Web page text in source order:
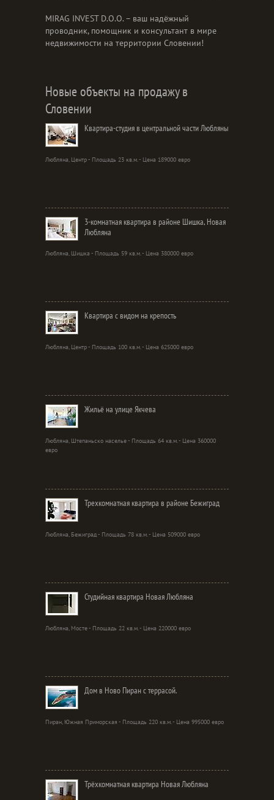
MIRAG INVEST D.O.O. – ваш надёжный
проводник, помощник и консультант в мире
недвижимости на территории Словении!
Новые объекты на продажу в
Словении
Квартира-студия в центральной части Любляны
Любляна, Центр - Площадь 23 кв.м. - Цена 189000 евро
3-комнатная квартира в районе Шишка, Новая
Любляна
Любляна, Шишка - Площадь 59 кв.м. - Цена 380000 евро
Квартира с видом на крепость
Любляна, Центр - Площадь 100 кв.м. - Цена 625000 евро
Жильё на улице Якчева
Любляна, Штепаньско населье - Площадь 64 кв.м. - Цена 360000
евро
Трехкомнатная квартира в районе Бежиград
Любляна, Бежиград - Площадь 78 кв.м. - Цена 509000 евро
Студийная квартира Новая Любляна
Любляна, Мосте - Площадь 22 кв.м. - Цена 220000 евро
Дом в Ново Пиран с террасой.
Пиран, Южная Приморская - Площадь 220 кв.м. - Цена 995000 евро
Трёхкомнатная квартира Новая Любляна